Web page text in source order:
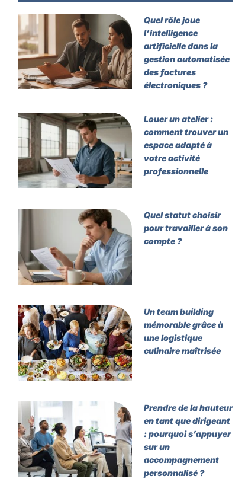
Quel rôle joue
l’intelligence
artificielle dans la
gestion automatisée
des factures
électroniques ?
Louer un atelier :
comment trouver un
espace adapté à
votre activité
professionnelle
Quel statut choisir
pour travailler à son
compte ?
Un team building
mémorable grâce à
une logistique
culinaire maîtrisée
Prendre de la hauteur
en tant que dirigeant
: pourquoi s’appuyer
sur un
accompagnement
personnalisé ?